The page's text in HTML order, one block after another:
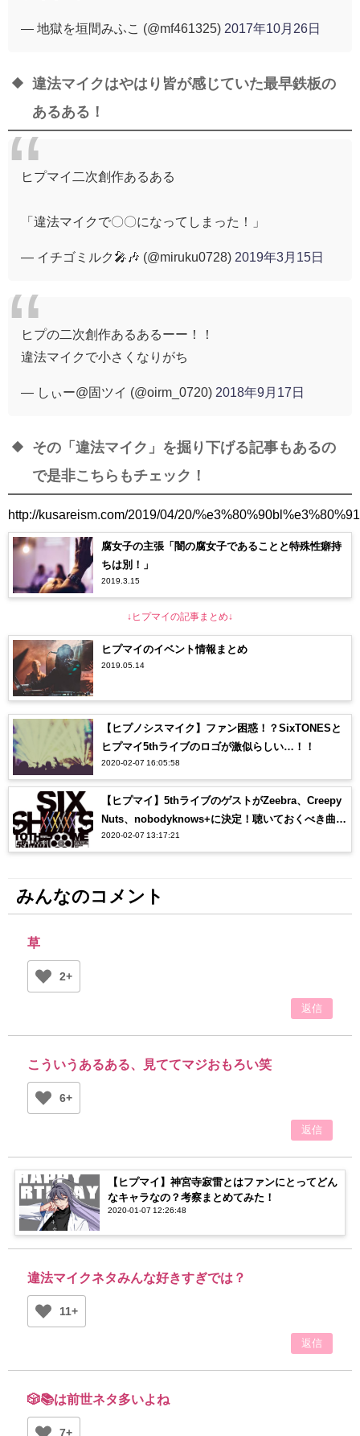
— 地獄を垣間みふこ (@mf461325) 2017年10月26日
違法マイクはやはり皆が感じていた最早鉄板の
あるある！
ヒプマイ二次創作あるある
「違法マイクで〇〇になってしまった！」
— イチゴミルク🎤🎶 (@miruku0728) 2019年3月15日
ヒプの二次創作あるあるーー！！
違法マイクで小さくなりがち
— しぃー@固ツイ (@oirm_0720) 2018年9月17日
その「違法マイク」を掘り下げる記事もあるの
で是非こちらもチェック！
http://kusareism.com/2019/04/20/
腐女子の主張「闇の腐女子であることと特殊性癖持
ちは別！」
2019.3.15
↓ヒプマイの記事まとめ↓
ヒプマイのイベント情報まとめ
2019.05.14
【ヒプノシスマイク】ファン困惑！？SixTONESと
ヒプマイ5thライブのロゴが激似らしい…！！
2020-02-07 16:05:58
【ヒプマイ】5thライブのゲストがZeebra、Creepy
Nuts、nobodyknows+に決定！聴いておくべき曲
は？？
2020-02-07 13:17:21
みんなのコメント
草
2+
返信
こういうあるある、見ててマジおもろい笑
6+
返信
【ヒプマイ】神宮寺寂雷とはファンにとってどん
なキャラなの？考察まとめてみた！
2020-01-07 12:26:48
違法マイクネタみんな好きすぎでは？
11+
返信
🎲📚は前世ネタ多いよね
7+